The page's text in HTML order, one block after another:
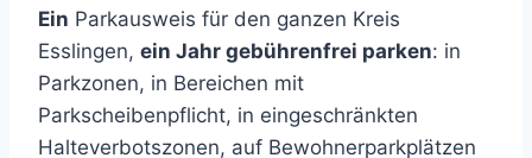
Ein Parkausweis für den ganzen Kreis
Esslingen, ein Jahr gebührenfrei parken: in
Parkzonen, in Bereichen mit
Parkscheibenpflicht, in eingeschränkten
Halteverbotszonen, auf Bewohnerparkplätzen